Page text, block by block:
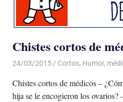
Chistes cortos de
24/03/2015 Luis Castellanos
Cortos, Humor,
Chistes cortos de médicos –
hija se le encogieron los